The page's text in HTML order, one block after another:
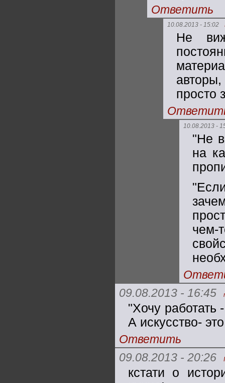
Ответить
10.08.2013 - 15:02
Не
просто
10.08.2013 -
"Не
на
09.08.2013 - 16:45
"Хочу работать
А искусство-
Ответить
09.08.2013 - 20:26
кстати о